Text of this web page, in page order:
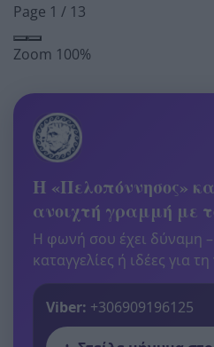
Page 1 / 13
Zoom 100%
Η «Πελοπόννησος»
ανοιχτή γραμμή με
Η φωνή σου έχει δύναμη
καταγγελίες ή ιδέες για
Viber: +306909196125